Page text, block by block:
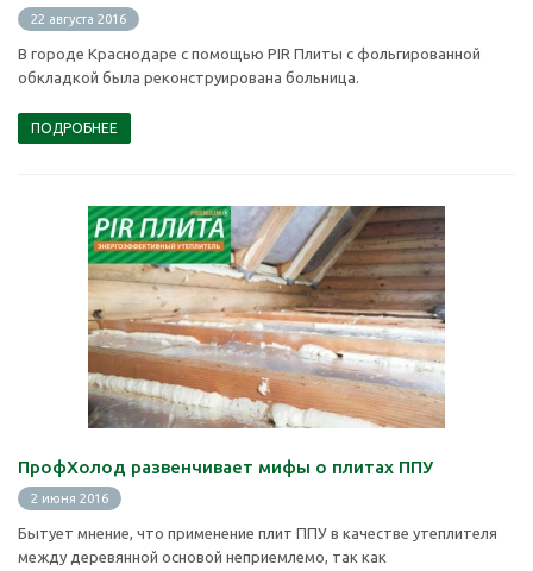
22 августа 2016
В городе Краснодаре с помощью PIR Плиты с фольгированной
обкладкой была реконструирована больница.
ПОДРОБНЕЕ
ПрофХолод развенчивает мифы о плитах ППУ
2 июня 2016
Бытует мнение, что применение плит ППУ в качестве утеплителя
между деревянной основой неприемлемо, так как